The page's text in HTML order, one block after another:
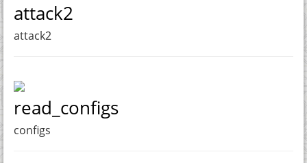
attack2
attack2
read_configs
configs